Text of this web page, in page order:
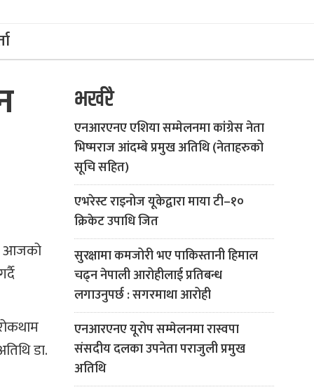
आजको
डा.
भर्खरै
एनआरएनए एशिया सम्मेलनमा कांग्रेस नेता
भिष्मराज आंदम्बे प्रमुख अतिथि (नेताहरुको
सूचि सहित)
एभरेस्ट राइनोज यूकेद्वारा माया टी–१०
क्रिकेट उपाधि जित
सुरक्षामा कमजोरी भए पाकिस्तानी हिमाल
चढ्न नेपाली आरोहीलाई प्रतिबन्ध
लगाउनुपर्छ : सगरमाथा आरोही
एनआरएनए यूरोप सम्मेलनमा रास्वपा
संसदीय दलका उपनेता पराजुली प्रमुख
अतिथि